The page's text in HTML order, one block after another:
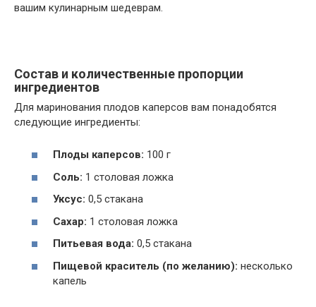
вашим кулинарным шедеврам.
Состав и количественные пропорции
ингредиентов
Для маринования плодов каперсов вам понадобятся
следующие ингредиенты:
Плоды каперсов: 100 г
Соль: 1 столовая ложка
Уксус: 0,5 стакана
Сахар: 1 столовая ложка
Питьевая вода: 0,5 стакана
Пищевой краситель (по желанию): несколько
капель